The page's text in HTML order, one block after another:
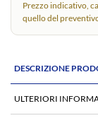
Prezzo indicativo,
quello del
DESCRIZIONE
ULTERIORI